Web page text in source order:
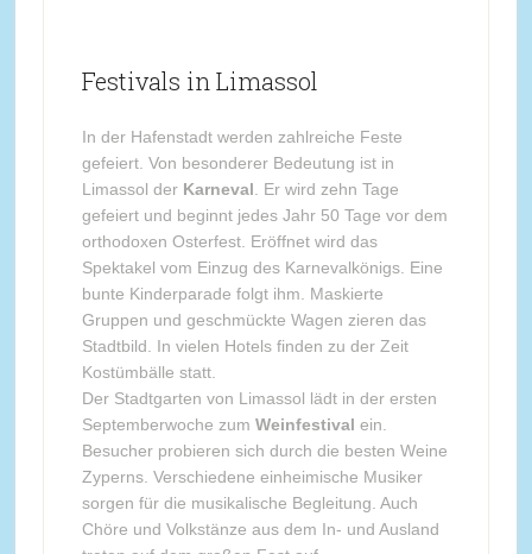
Festivals in Limassol
In der Hafenstadt werden zahlreiche Feste
gefeiert. Von besonderer Bedeutung ist in
Limassol der Karneval. Er wird zehn Tage
gefeiert und beginnt jedes Jahr 50 Tage vor dem
orthodoxen Osterfest. Eröffnet wird das
Spektakel vom Einzug des Karnevalkönigs. Eine
bunte Kinderparade folgt ihm. Maskierte
Gruppen und geschmückte Wagen zieren das
Stadtbild. In vielen Hotels finden zu der Zeit
Kostümbälle statt.
Der Stadtgarten von Limassol lädt in der ersten
Septemberwoche zum Weinfestival ein.
Besucher probieren sich durch die besten Weine
Zyperns. Verschiedene einheimische Musiker
sorgen für die musikalische Begleitung. Auch
Chöre und Volkstänze aus dem In- und Ausland